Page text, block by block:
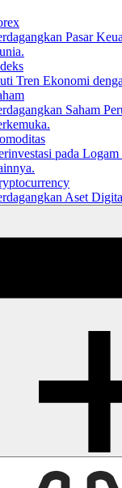
Pasar
Tren Ekonomi
Saham
pada
Aset